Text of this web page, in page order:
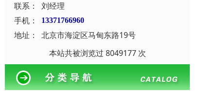
联系：
刘经理
手机：
13371766960
地址：
北京市海淀区马甸东路19号
本站共被浏览过 8049177 次